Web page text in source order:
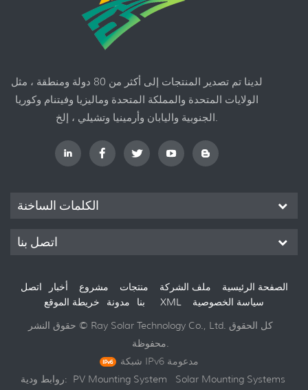
لدينا تم تصدير المنتجات إلى أكثر من 80 دولة ومنطقة ، مثل
الولايات المتحدة والمملكة المتحدة وماليزيا وفيتنام وكوريا
الجنوبية واليابان وأرمينيا وتشيلي ، إلخ.
الكلمات الساخنة
اتصل بنا
الصفحة الرئيسية ملف الشركة منتجات مشروع أخبار
اتصل
بنا
مدونة XML
سياسة الخصوصية
حقوق النشر © Ray Solar Technology Co., Ltd. كل الحقوق
محفوظة.
شبكة IPv6 مدعومة
روابط ودية: PV Mounting System Solar Mounting Systems